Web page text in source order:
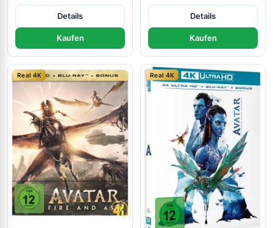
Details
Kaufen
Details
Kaufen
Real 4K Real 4K